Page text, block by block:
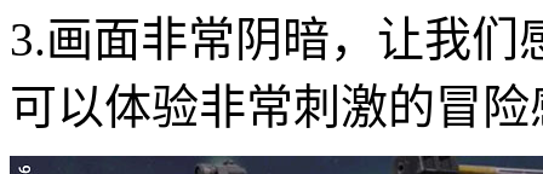
3.画面非常阴暗，让我
可以体验非常刺激的冒险